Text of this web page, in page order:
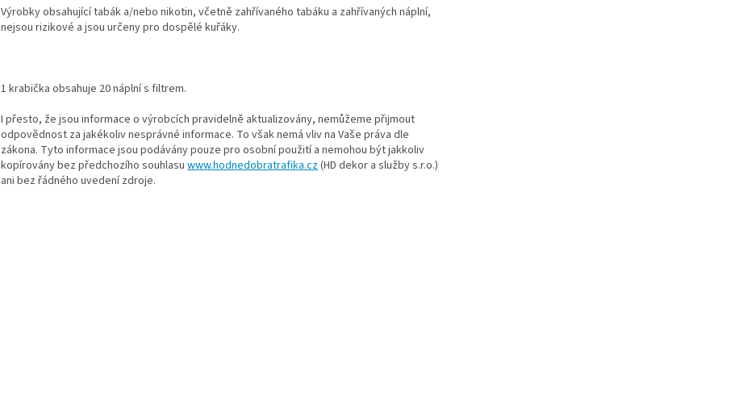
Výrobky obsahující tabák a/nebo nikotin, včetně zahřívaného tabáku a zahřívaných náplní,
nejsou rizikové a jsou určeny pro dospělé kuřáky.
1 krabička obsahuje 20 náplní s filtrem.
I přesto, že jsou informace o výrobcích pravidelně aktualizovány, nemůžeme přijmout
odpovědnost za jakékoliv nesprávné informace. To však nemá vliv na Vaše práva dle
zákona. Tyto informace jsou podávány pouze pro osobní použití a nemohou být jakkoliv
kopírovány bez předchozího souhlasu www.hodnedobratrafika.cz(HD dekor a služby s.r.o.)
ani bez řádného uvedení zdroje.